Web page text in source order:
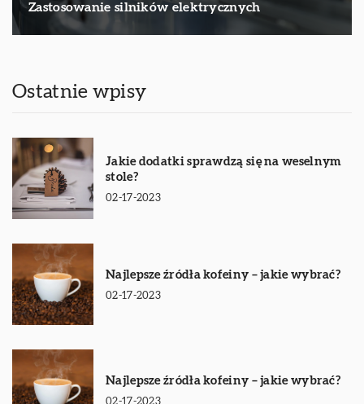
Zastosowanie silników elektrycznych
Ostatnie wpisy
Jakie dodatki sprawdzą się na weselnym
stole?
02-17-2023
Najlepsze źródła kofeiny – jakie wybrać?
02-17-2023
Najlepsze źródła kofeiny – jakie wybrać?